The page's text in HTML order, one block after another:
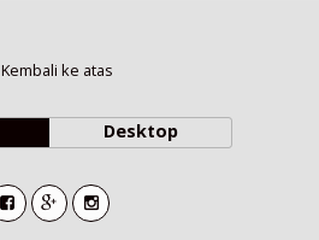
Kembali ke atas
Desktop